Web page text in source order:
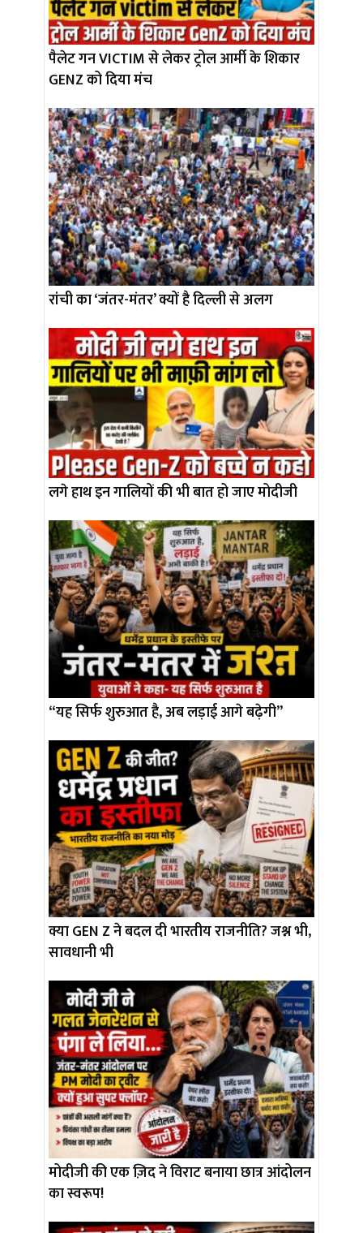
पैलेट गन VICTIM से लेकर ट्रोल आर्मी के शिकार
GENZ को दिया मंच
रांची का ‘जंतर-मंतर’ क्यों है दिल्ली से अलग
लगे हाथ इन गालियों की भी बात हो जाए मोदीजी
“यह सिर्फ शुरुआत है, अब लड़ाई आगे बढ़ेगी”
क्या GEN Z ने बदल दी भारतीय राजनीति? जश्न भी,
सावधानी भी
मोदीजी की एक ज़िद ने विराट बनाया छात्र आंदोलन
का स्वरूप!